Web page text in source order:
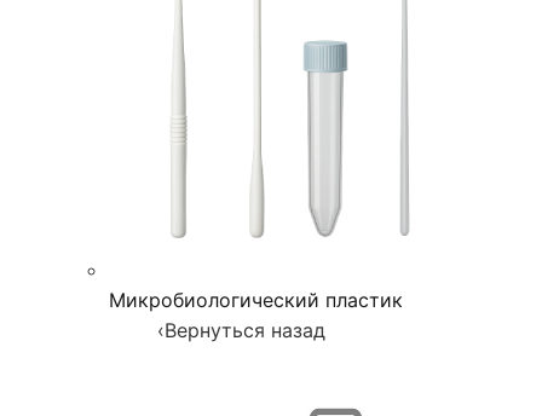
Микробиологический пластик
‹Вернуться назад